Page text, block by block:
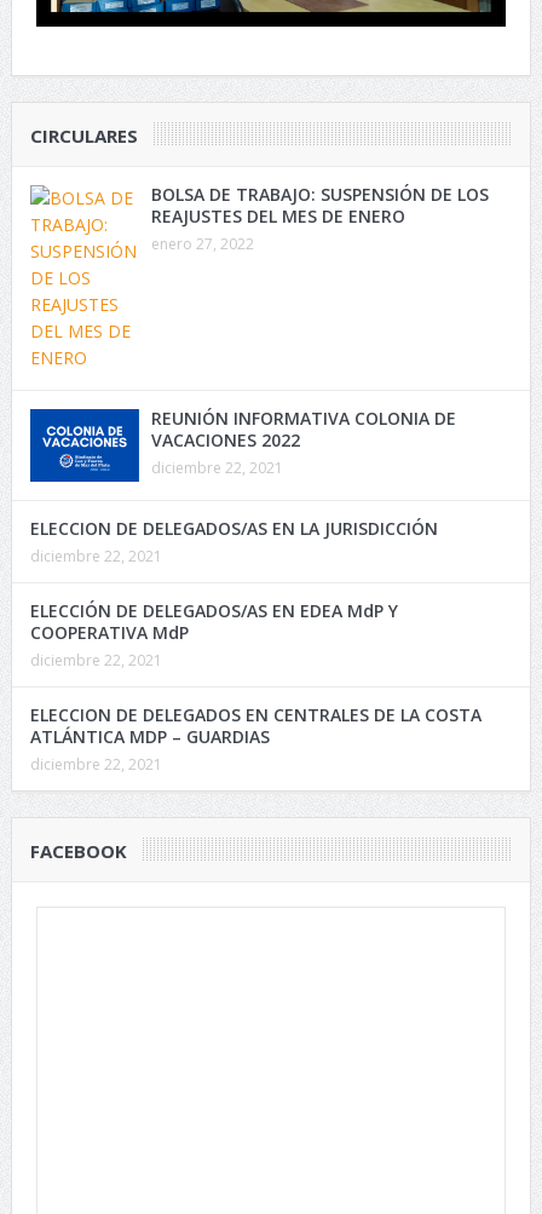
CIRCULARES
BOLSA DE TRABAJO: SUSPENSIÓN DE LOS
REAJUSTES DEL MES DE ENERO
enero 27, 2022
REUNIÓN INFORMATIVA COLONIA DE
VACACIONES 2022
diciembre 22, 2021
ELECCION DE DELEGADOS/AS EN LA JURISDICCIÓN
diciembre 22, 2021
ELECCIÓN DE DELEGADOS/AS EN EDEA MdP Y
COOPERATIVA MdP
diciembre 22, 2021
ELECCION DE DELEGADOS EN CENTRALES DE LA COSTA
ATLÁNTICA MDP – GUARDIAS
diciembre 22, 2021
FACEBOOK